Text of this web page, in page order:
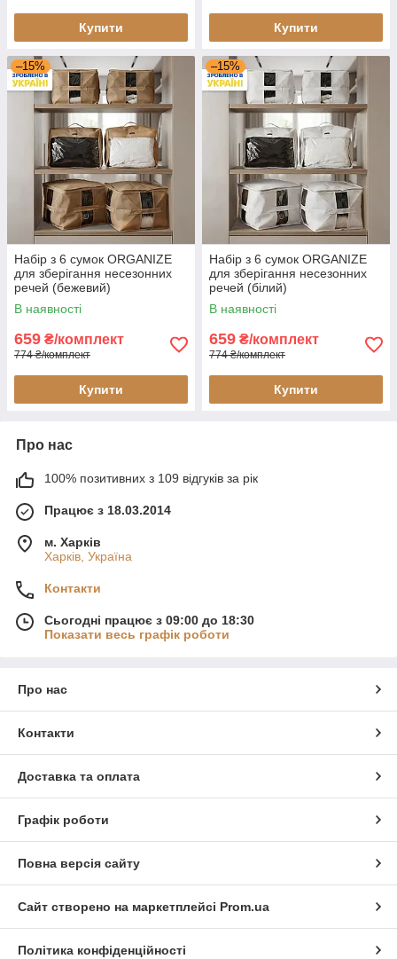
Купити Купити
–15%
Набір з 6 сумок ORGANIZE
для зберігання несезонних
речей (бежевий)
В наявності
659 ₴/комплект
774 ₴/комплект
Купити
–15%
Набір з 6 сумок ORGANIZE
для зберігання несезонних
речей (білий)
В наявності
659 ₴/комплект
774 ₴/комплект
Купити
Про нас
100% позитивних з 109 відгуків за рік
Працює з 18.03.2014
м. Харків
Харків, Україна
Контакти
Сьогодні працює з 09:00 до 18:30
Показати весь графік роботи
Про нас
Контакти
Доставка та оплата
Графік роботи
Повна версія сайту
Сайт створено на маркетплейсі Prom.ua
Політика конфіденційності